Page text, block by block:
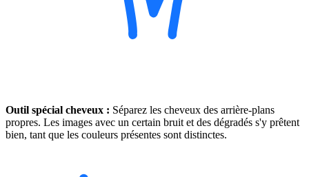
Outil spécial cheveux : Séparez les cheveux des arrière-plans
propres. Les images avec un certain bruit et des dégradés s'y prêtent
bien, tant que les couleurs présentes sont distinctes.